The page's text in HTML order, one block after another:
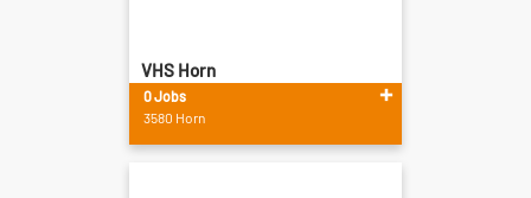
VHS Horn
0 Jobs
3580 Horn